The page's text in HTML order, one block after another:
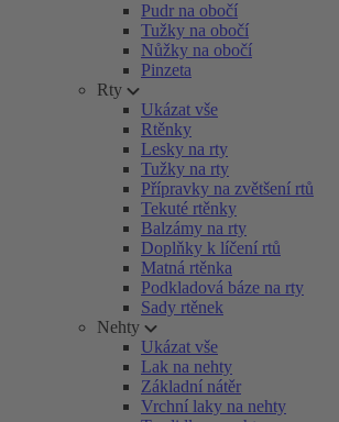
Pudr na obočí
Tužky na obočí
Nůžky na obočí
Pinzeta
Rty
Ukázat vše
Rtěnky
Lesky na rty
Tužky na rty
Přípravky na zvětšení rtů
Tekuté rtěnky
Balzámy na rty
Doplňky k líčení rtů
Matná rtěnka
Podkladová báze na rty
Sady rtěnek
Nehty
Ukázat vše
Lak na nehty
Základní nátěr
Vrchní laky na nehty